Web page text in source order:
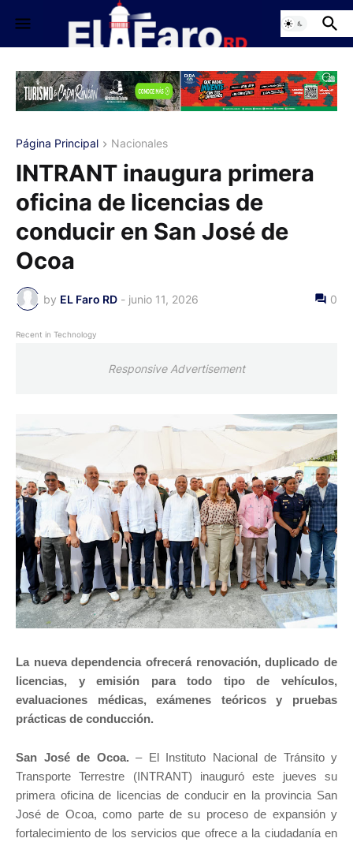
Página Principal Nacionales
INTRANT inaugura primera
oficina de licencias de
conducir en San José de
Ocoa
by EL Faro RD - junio 11, 2026 0
Recent in Technology
Responsive Advertisement
La nueva dependencia ofrecerá renovación, duplicado de
licencias, y emisión para todo tipo de vehículos,
evaluaciones médicas, exámenes teóricos y pruebas
prácticas de conducción.
San José de Ocoa. – El Instituto Nacional de Tránsito y
Transporte Terrestre (INTRANT) inauguró este jueves su
primera oficina de licencias de conducir en la provincia San
José de Ocoa, como parte de su proceso de expansión y
fortalecimiento de los servicios que ofrece a la ciudadanía en